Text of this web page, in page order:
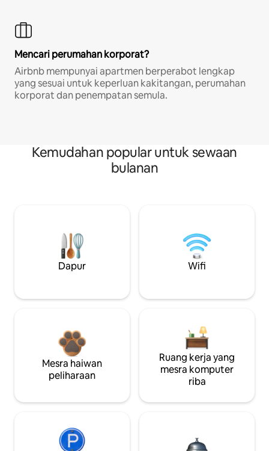
Mencari perumahan korporat?
Airbnb mempunyai apartmen berperabot lengkap
yang sesuai untuk keperluan kakitangan, perumahan
korporat dan penempatan semula.
Kemudahan popular untuk sewaan
bulanan
Dapur Wifi
Mesra haiwan
peliharaan
Ruang kerja yang
mesra komputer
riba